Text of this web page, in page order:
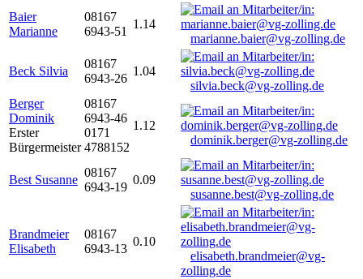
Baier
Marianne
08167
6943-51
1.14
marianne.baier@vg-zolling.de
Beck Silvia
08167
6943-26
1.04
silvia.beck@vg-zolling.de
Berger
Dominik
Erster
Bürgermeister
08167
6943-46
0171
4788152
1.12
dominik.berger@vg-zolling.de
Best Susanne
08167
6943-19
0.09
susanne.best@vg-zolling.de
Brandmeier
Elisabeth
08167
6943-13
0.10
elisabeth.brandmeier@vg-
zolling.de